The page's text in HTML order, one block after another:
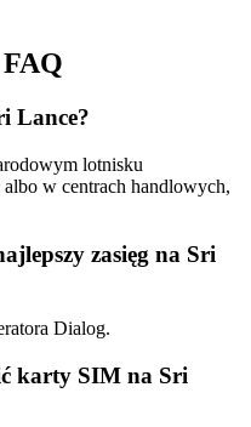
Lance?
lotnisku
w centrach handlowych,
zasięg na Sri
Dialog.
karty SIM na Sri